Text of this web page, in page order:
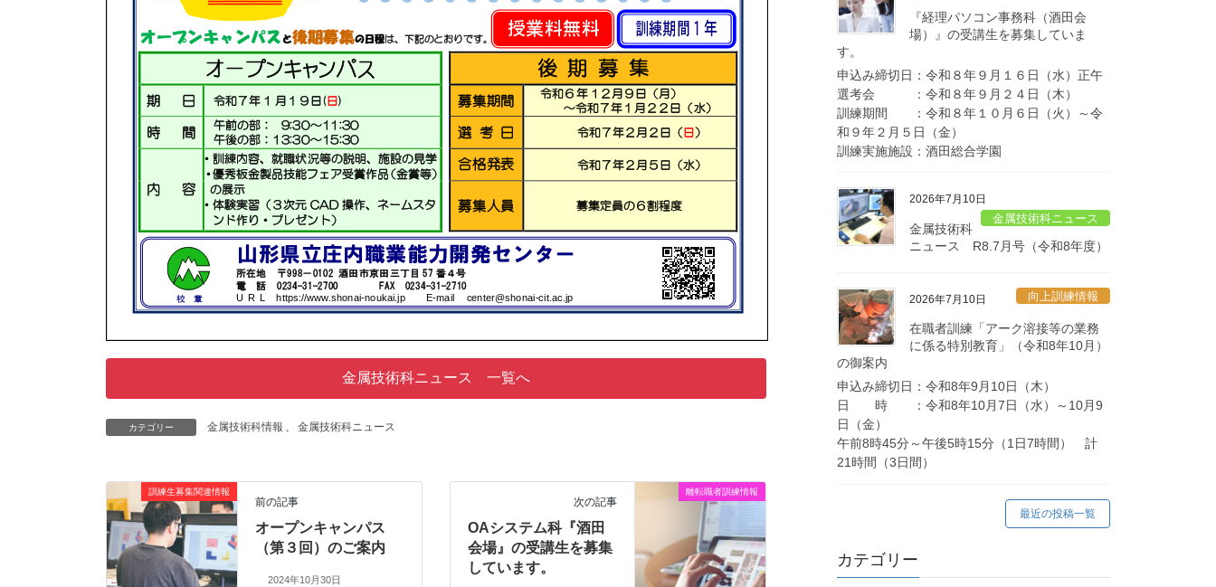
金属技術科ニュース 一覧へ
カテゴリー 金属技術科情報 、 金属技術科ニュース
訓練生募集関連情報
前の記事
オープンキャンパス
（第３回）のご案内
2024年10月30日
離転職者訓練情報
次の記事
OAシステム科『酒田
会場』の受講生を募集
しています。
『経理パソコン事務科（酒田会
場）』の受講生を募集していま
す。
申込み締切日：令和８年９月１６日（水）正午
選考会 ：令和８年９月２４日（木）
訓練期間 ：令和８年１０月６日（火）～令
和９年２月５日（金）
訓練実施施設：酒田総合学園
2026年7月10日
金属技術科ニュース
金属技術科
ニュース R8.7月号（令和8年度）
2026年7月10日 向上訓練情報
在職者訓練「アーク溶接等の業務
に係る特別教育」（令和8年10月）
の御案内
申込み締切日：令和8年9月10日（木）
日 時 ：令和8年10月7日（水）～10月9
日（金）
午前8時45分～午後5時15分（1日7時間） 計
21時間（3日間）
最近の投稿一覧
カテゴリー